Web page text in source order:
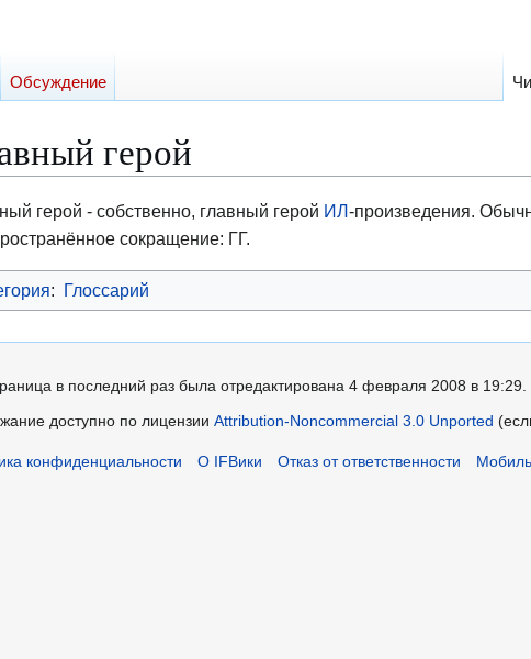
герой
герой - собственно, главный герой ИЛ-произведения.
сокращение: ГГ.
: Глоссарий
Обсуждение
в последний раз была отредактирована 4 февраля 2008 в 19:29.
доступно по лицензииAttribution-Noncommercial 3.0 Unported
конфиденциальности О IFВики Отказ от ответственности